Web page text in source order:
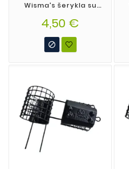
Wisma's šerykla su
50*70mm
4,50 €
